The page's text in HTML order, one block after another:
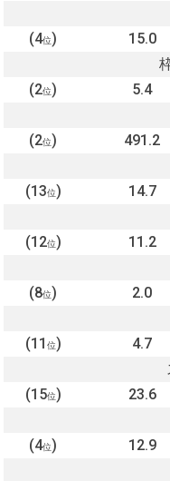
(4位) 15.0
(2位) 5.4
(2位) 491.2
(13位) 14.7
(12位) 11.2
(8位) 2.0
(11 位) 4.7
(15位) 23.6
(4位) 12.9